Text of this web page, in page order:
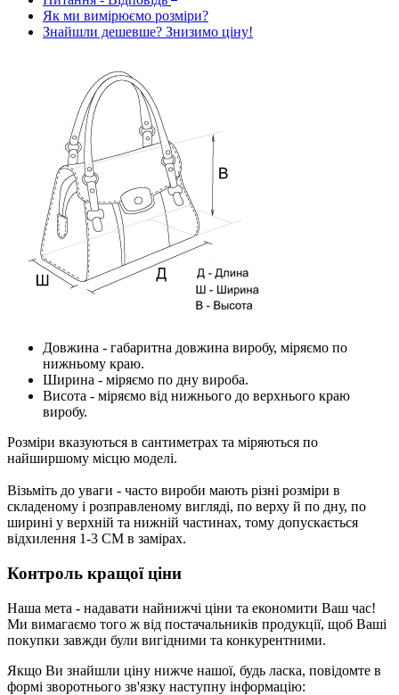
Як ми вимірюємо розміри?
Знайшли дешевше? Знизимо ціну!
Довжина - габаритна довжина виробу, міряємо по
нижньому краю.
Ширина - міряємо по дну вироба.
Висота - міряємо від нижнього до верхнього краю
виробу.
Розміри вказуються в сантиметрах та міряються по
найширшому місцю моделі.
Візьміть до уваги - часто вироби мають різні розміри в
складеному і розправленому вигляді, по верху й по дну, по
ширині у верхній та нижній частинах, тому допускається
відхилення 1-3 СМ в замірах.
Контроль кращої ціни
Наша мета - надавати найнижчі ціни та економити Ваш час!
Ми вимагаємо того ж від постачальників продукції, щоб Ваші
покупки завжди були вигідними та конкурентними.
Якщо Ви знайшли ціну нижче нашої, будь ласка, повідомте в
формі зворотнього зв'язку наступну інформацію: